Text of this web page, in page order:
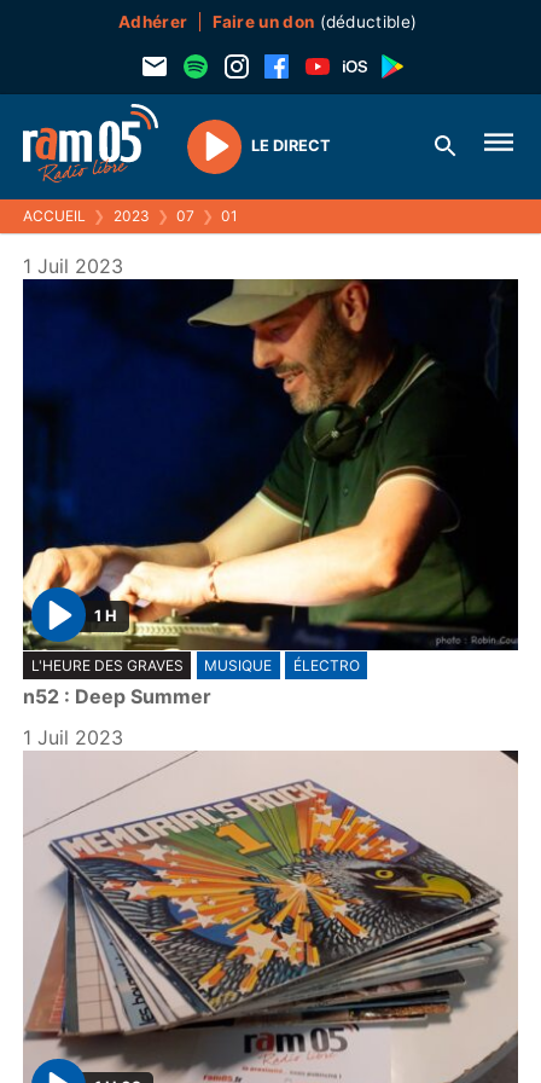
Adhérer Faire un don (déductible)
Play
LE DIRECT
ACCUEIL ❯ 2023 ❯ 07 ❯ 01
1 Juil 2023
P
l
a
y
1 H
L'HEURE DES GRAVES MUSIQUE ÉLECTRO
n52 : Deep Summer
1 Juil 2023